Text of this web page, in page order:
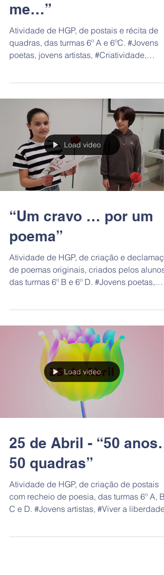
me…”
Atividade de HGP, de postais e récita de
quadras, das turmas 6º A e 6ºC. #Jovens
poetas, jovens artistas, #Criatividade,
Load video
“Um cravo … por um
poema”
Atividade de HGP, de criação e
de poemas originais, criados pelos alunos
das turmas 6º B e 6º D. #Jovens poetas,
Load video
25 de Abril - “50 anos…
50 quadras”
Atividade de HGP, de criação de postais
com recheio de poesia, das turmas 6º A, B,
C e D. #Jovens artistas, #Viver a